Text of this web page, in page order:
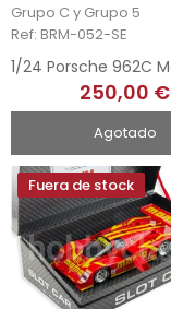
Grupo C y Grupo 5
Ref: BRM-052-SE
250,00 €
Agotado
Fuera de stock